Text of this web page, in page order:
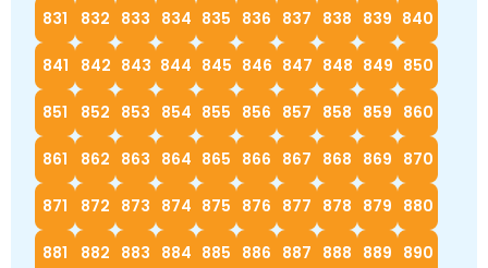
831 832 833 834 835 836 837 838 839 840
841 842 843 844 845 846 847 848 849 850
851 852 853 854 855 856 857 858 859 860
861 862 863 864 865 866 867 868 869 870
871 872 873 874 875 876 877 878 879 880
881 882 883 884 885 886 887 888 889 890